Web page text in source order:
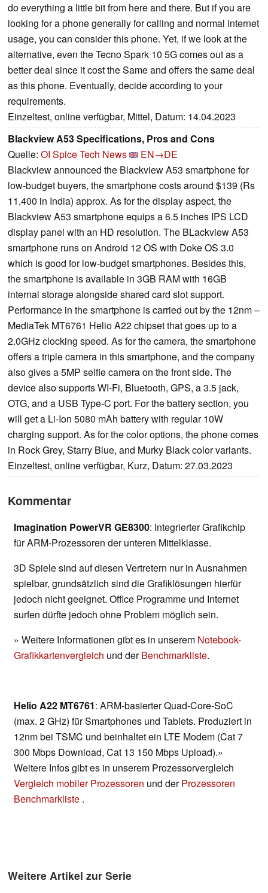
do everything a little bit from here and there. But if you are
looking for a phone generally for calling and normal internet
usage, you can consider this phone. Yet, if we look at the
alternative, even the Tecno Spark 10 5G comes out as a
better deal since it cost the Same and offers the same deal
as this phone. Eventually, decide according to your
requirements.
Einzeltest, online verfügbar, Mittel, Datum: 14.04.2023
Blackview A53 Specifications, Pros and Cons
Quelle: OI Spice Tech News
EN→DE
Blackview announced the Blackview A53 smartphone for
low-budget buyers, the smartphone costs around $139 (Rs
11,400 in India) approx. As for the display aspect, the
Blackview A53 smartphone equips a 6.5 inches IPS LCD
display panel with an HD resolution. The BLackview A53
smartphone runs on Android 12 OS with Doke OS 3.0
which is good for low-budget smartphones. Besides this,
the smartphone is available in 3GB RAM with 16GB
internal storage alongside shared card slot support.
Performance in the smartphone is carried out by the 12nm –
MediaTek MT6761 Helio A22 chipset that goes up to a
2.0GHz clocking speed. As for the camera, the smartphone
offers a triple camera in this smartphone, and the company
also gives a 5MP selfie camera on the front side. The
device also supports WI-Fi, Bluetooth, GPS, a 3.5 jack,
OTG, and a USB Type-C port. For the battery section, you
will get a Li-Ion 5080 mAh battery with regular 10W
charging support. As for the color options, the phone comes
in Rock Grey, Starry Blue, and Murky Black color variants.
Einzeltest, online verfügbar, Kurz, Datum: 27.03.2023
Kommentar
Imagination PowerVR GE8300: Integrierter Grafikchip
für ARM-Prozessoren der unteren Mittelklasse.
3D Spiele sind auf diesen Vertretern nur in Ausnahmen
spielbar, grundsätzlich sind die Grafiklösungen hierfür
jedoch nicht geeignet. Office Programme und Internet
surfen dürfte jedoch ohne Problem möglich sein.
» Weitere Informationen gibt es in unserem Notebook-
Grafikkartenvergleich und derBenchmarkliste.
Helio A22 MT6761: ARM-basierter Quad-Core-SoC
(max. 2 GHz) für Smartphones und Tablets. Produziert in
12nm bei TSMC und beinhaltet ein LTE Modem (Cat 7
300 Mbps Download, Cat 13 150 Mbps Upload).»
Weitere Infos gibt es in unserem Prozessorvergleich
Vergleich mobiler Prozessoren und derProzessoren
Benchmarkliste .
Weitere Artikel zur Serie